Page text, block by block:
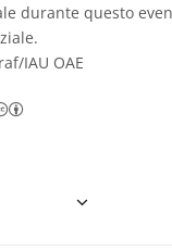
durante questo
IAU OAE
Creative Commons